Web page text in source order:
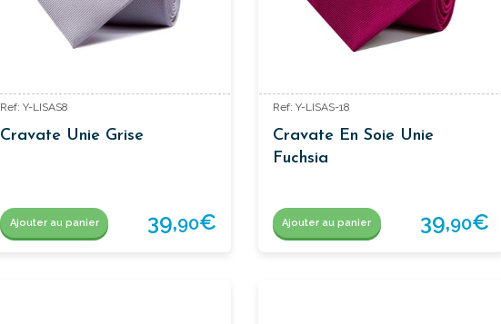
Ref: Y-LISAS8
Cravate Unie Grise
Ajouter au panier 39,90€
Ref: Y-LISAS-18
Cravate En Soie Unie
Fuchsia
Ajouter au panier 39,90€